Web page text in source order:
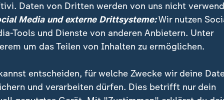
ist ehemaliger Vizepräsident des
er die Machtbalance zwischen dem
Daten von Dritten werden von uns nicht
Media und externe Drittsysteme:Wir nutzen
Tools und Dienste von anderen Anbietern. Unter
um das Teilen von Inhalten zu ermöglichen.
entscheiden, für welche Zwecke wir deine
und verarbeiten dürfen. Dies betrifft nur dein